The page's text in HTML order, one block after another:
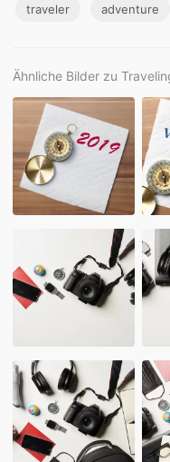
traveler adventure
Ähnliche Bilder zu